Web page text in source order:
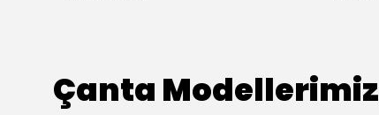
Çanta Modellerimiz